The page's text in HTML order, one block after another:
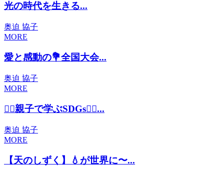
光の時代を生きる...
奥迫 協子
MORE
愛と感動の💐全国大会...
奥迫 協子
MORE
🧚‍♀️親子で学ぶSDGs🧚‍♀️...
奥迫 協子
MORE
【天のしずく】💧が世界に〜...